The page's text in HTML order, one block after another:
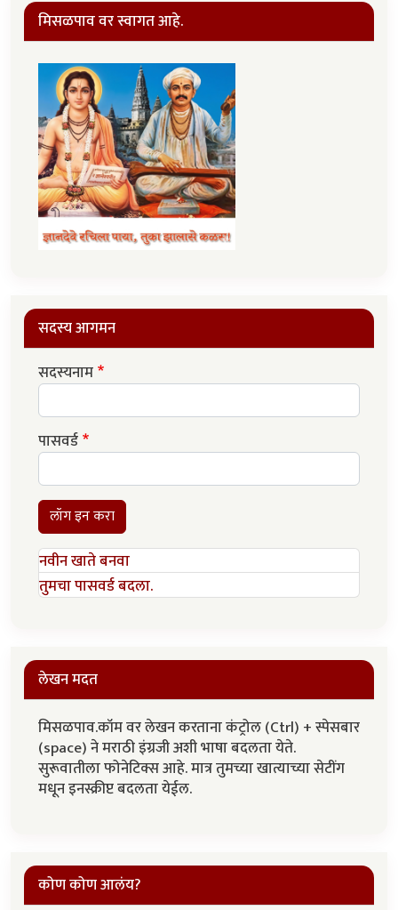
मिसळपाव वर स्वागत आहे.
सदस्य आगमन
सदस्यनाम
पासवर्ड
लॉग इन करा
नवीन खाते बनवा
तुमचा पासवर्ड बदला.
लेखन मदत
मिसळपाव.कॉम वर लेखन करताना कंट्रोल (Ctrl) + स्पेसबार
(space) ने मराठी इंग्रजी अशी भाषा बदलता येते.
सुरूवातीला फोनेटिक्स आहे. मात्र तुमच्या खात्याच्या सेटींग
मधून इनस्क्रीप्ट बदलता येईल.
कोण कोण आलंय?